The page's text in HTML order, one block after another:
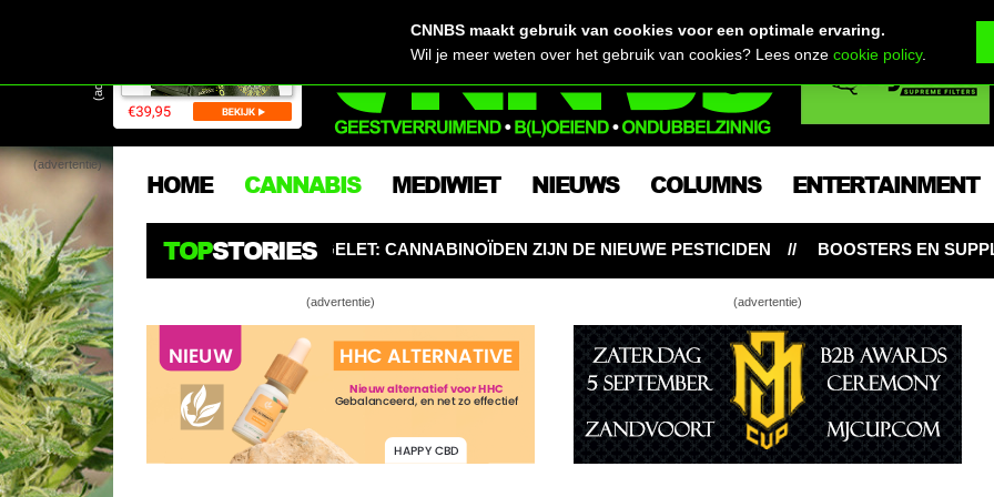
(advertentie)
(advertentie)
HOME CANNABIS MEDIWIET NIEUWS COLUMNS ENTERTAINMENT
TOPSTORIES
OPGELET: CANNABINOÏDEN ZIJN DE NIEUWE PESTICIDEN BOOSTERS EN SUPPLEMENTEN: NOODZAKELIJK
(advertentie) (advertentie)
Het correcte gebruik van PK boosters in de bloeifase
Paarse stammen aan je wietplant? Dit is de oorzaak én de
oplossing!
CNNBS maakt gebruik van cookies voor een optimale ervaring.
Wil je meer weten over het gebruik van cookies? Lees onzecookie policy.